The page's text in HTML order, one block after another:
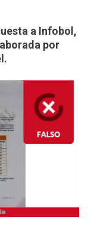
a Infobol,
por